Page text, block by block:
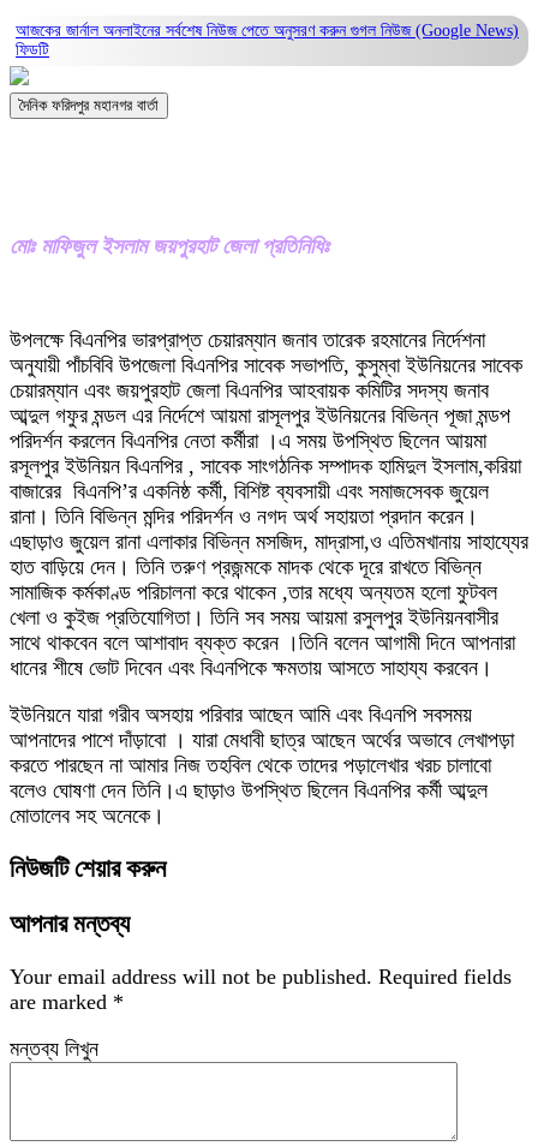
আজকের জার্নাল অনলাইনের সর্বশেষ নিউজ পেতে অনুসরণ করুন গুগল নিউজ (Google News)
ফিডটি
দৈনিক ফরিদপুর মহানগর বার্তা
মোঃ মাফিজুল ইসলাম জয়পুরহাট জেলা প্রতিনিধিঃ
উপলক্ষে বিএনপির ভারপ্রাপ্ত চেয়ারম্যান জনাব তারেক রহমানের নির্দেশনা
অনুযায়ী পাঁচবিবি উপজেলা বিএনপির সাবেক সভাপতি, কুসুম্বা ইউনিয়নের সাবেক
চেয়ারম্যান এবং জয়পুরহাট জেলা বিএনপির আহবায়ক কমিটির সদস্য জনাব
আব্দুল গফুর মন্ডল এর নির্দেশে আয়মা রাসূলপুর ইউনিয়নের বিভিন্ন পূজা মন্ডপ
পরিদর্শন করলেন বিএনপির নেতা কর্মীরা ।এ সময় উপস্থিত ছিলেন আয়মা
রসূলপুর ইউনিয়ন বিএনপির , সাবেক সাংগঠনিক সম্পাদক হামিদুল ইসলাম,করিয়া
বাজারের বিএনপি’র একনিষ্ঠ কর্মী, বিশিষ্ট ব্যবসায়ী এবং সমাজসেবক জুয়েল
রানা। তিনি বিভিন্ন মন্দির পরিদর্শন ও নগদ অর্থ সহায়তা প্রদান করেন।
এছাড়াও জুয়েল রানা এলাকার বিভিন্ন মসজিদ, মাদ্রাসা,ও এতিমখানায় সাহায্যের
হাত বাড়িয়ে দেন। তিনি তরুণ প্রজন্মকে মাদক থেকে দূরে রাখতে বিভিন্ন
সামাজিক কর্মকাণ্ড পরিচালনা করে থাকেন ,তার মধ্যে অন্যতম হলো ফুটবল
খেলা ও কুইজ প্রতিযোগিতা। তিনি সব সময় আয়মা রসুলপুর ইউনিয়নবাসীর
সাথে থাকবেন বলে আশাবাদ ব্যক্ত করেন ।তিনি বলেন আগামী দিনে আপনারা
ধানের শীষে ভোট দিবেন এবং বিএনপিকে ক্ষমতায় আসতে সাহায্য করবেন।
‎ইউনিয়নে যারা গরীব অসহায় পরিবার আছেন আমি এবং বিএনপি সবসময়
আপনাদের পাশে দাঁড়াবো । যারা মেধাবী ছাত্র আছেন অর্থের অভাবে লেখাপড়া
করতে পারছেন না আমার নিজ তহবিল থেকে তাদের পড়ালেখার খরচ চালাবো
বলেও ঘোষণা দেন তিনি।এ ছাড়াও উপস্থিত ছিলেন বিএনপির কর্মী আব্দুল
মোতালেব সহ অনেকে।
নিউজটি শেয়ার করুন
আপনার মন্তব্য
Your email address will not be published. Required fields
are marked *
মন্তব্য লিখুন